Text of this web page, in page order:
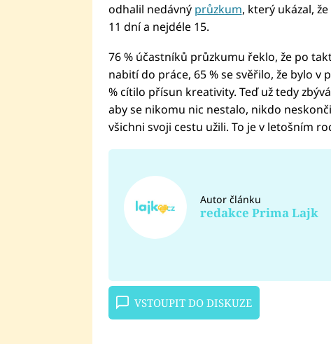
odhalil nedávný průzkum, který ukázal,
11 dní a nejdéle 15.
76 % účastníků průzkumu řeklo, že po
nabití do práce, 65 % se svěřilo, že bylo
% cítilo přísun kreativity. Teď už tedy
aby se nikomu nic nestalo, nikdo
všichni svoji cestu užili. To je v letošním
Autor článku
redakce Prima Lajk
VSTOUPIT DO DISKUZE